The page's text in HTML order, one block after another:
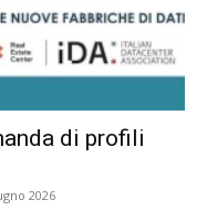
di profili
2026